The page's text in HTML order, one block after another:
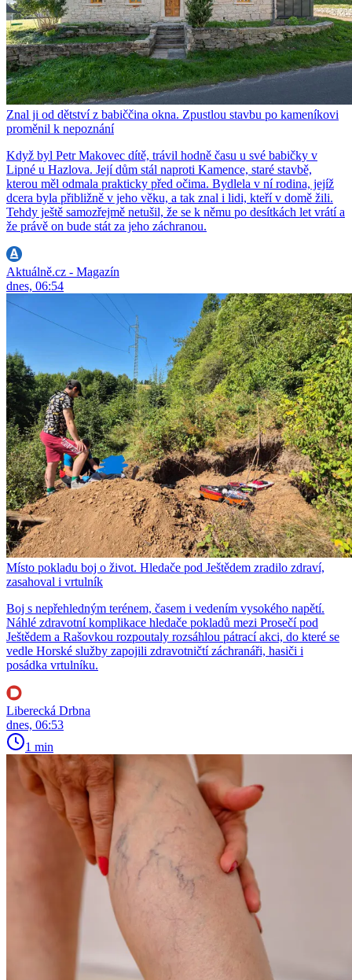
Znal ji od dětství z babiččina okna. Zpustlou stavbu po kameníkovi
proměnil k nepoznání
Když byl Petr Makovec dítě, trávil hodně času u své babičky v
Lipné u Hazlova. Její dům stál naproti Kamence, staré stavbě,
kterou měl odmala prakticky před očima. Bydlela v ní rodina, jejíž
dcera byla přibližně v jeho věku, a tak znal i lidi, kteří v domě žili.
Tehdy ještě samozřejmě netušil, že se k němu po desítkách let vrátí a
že právě on bude stát za jeho záchranou.
Aktuálně.cz - Magazín
dnes, 06:54
Místo pokladu boj o život. Hledače pod Ještědem zradilo zdraví,
zasahoval i vrtulník
Boj s nepřehledným terénem, časem i vedením vysokého napětí.
Náhlé zdravotní komplikace hledače pokladů mezi Prosečí pod
Ještědem a Rašovkou rozpoutaly rozsáhlou pátrací akci, do které se
vedle Horské služby zapojili zdravotničtí záchranáři, hasiči i
posádka vrtulníku.
Liberecká Drbna
dnes, 06:53
1 min